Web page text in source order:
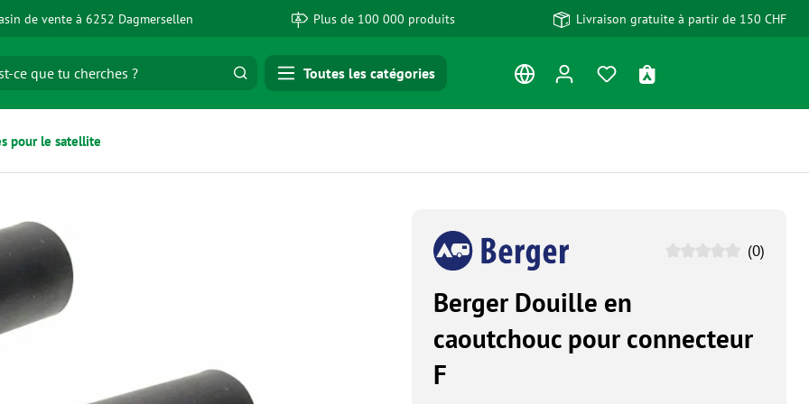
de vente à 6252 Dagmersellen Plus de 100 000 produits Livraison gratuite à partir de 150 CHF
Vous avez 0 articles dans
Toutes les catégories
pour le satellite
(0)
Berger Douille en
caoutchouc pour connecteur
F